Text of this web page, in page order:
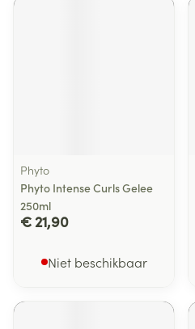
Phyto
Phyto Intense Curls Gelee
250ml
€ 21,90
Niet beschikbaar